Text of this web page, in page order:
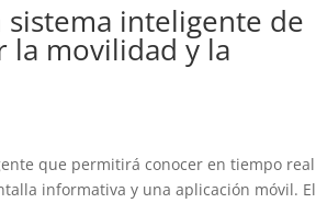
inteligente de
la movilidad y la
que permitirá conocer en tiempo
informativa y una aplicación móvil. El